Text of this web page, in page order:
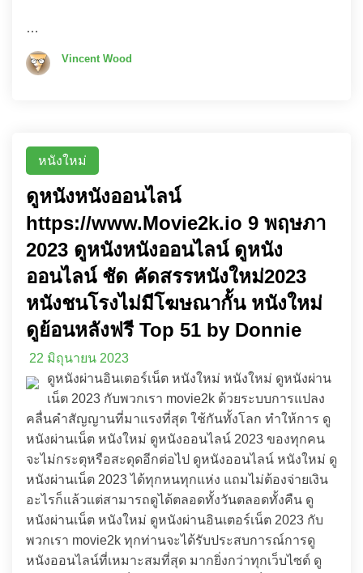
…
Vincent Wood
หนังใหม่
ดูหนังหนังออนไลน์
https://www.Movie2k.io 9 พฤษภา
2023 ดูหนังหนังออนไลน์ ดูหนัง
ออนไลน์ ชัด คัดสรรหนังใหม่2023
หนังชนโรงไม่มีโฆษณากั้น หนังใหม่
ดูย้อนหลังฟรี Top 51 by Donnie
22 มิถุนายน 2023
ดูหนังผ่านอินเตอร์เน็ต หนังใหม่ หนังใหม่ ดูหนังผ่าน
เน็ต 2023 กับพวกเรา movie2k ด้วยระบบการแปลง
คลื่นคำสัญญานที่มาแรงที่สุด ใช้กันทั้งโลก ทำให้การ ดู
หนังผ่านเน็ต หนังใหม่ ดูหนังออนไลน์ 2023 ของทุกคน
จะไม่กระตุหรือสะดุดอีกต่อไป ดูหนังออนไลน์ หนังใหม่ ดู
หนังผ่านเน็ต 2023 ได้ทุกหนทุกแห่ง แถมไม่ต้องจ่ายเงิน
อะไรก็แล้วแต่สามารถดูได้ตลอดทั้งวันตลอดทั้งคืน ดู
หนังผ่านเน็ต หนังใหม่ ดูหนังผ่านอินเตอร์เน็ต 2023 กับ
พวกเรา movie2k ทุกท่านจะได้รับประสบการณ์การดู
หนังออนไลน์ที่เหมาะสมที่สุด มากยิ่งกว่าทุกเว็บไซต์ ดู